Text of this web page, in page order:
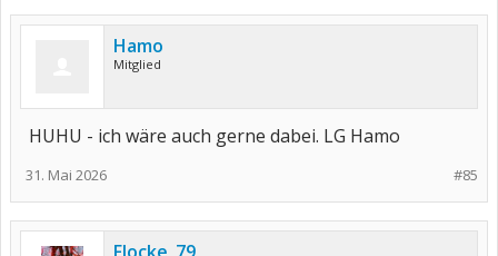
Hamo
Mitglied
HUHU - ich wäre auch gerne dabei. LG Hamo
#85
31. Mai 2026